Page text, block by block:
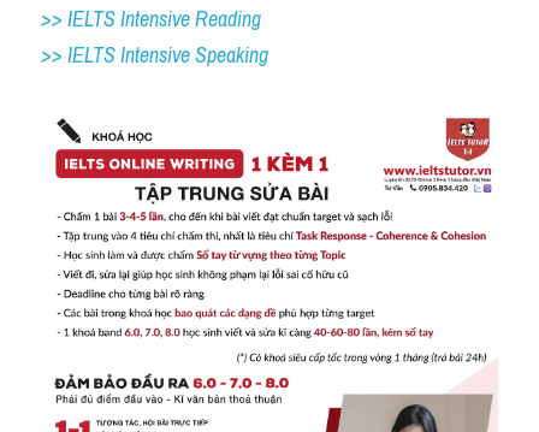
>> IELTS Intensive Reading
>> IELTS Intensive Speaking